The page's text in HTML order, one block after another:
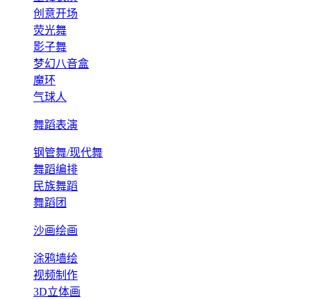
创意开场
荧光舞
影子舞
梦幻八音盒
魔环
气球人
舞蹈表演
钢管舞/现代舞
舞蹈编排
民族舞蹈
舞蹈团
沙画绘画
涂鸦墙绘
视频制作
3D立体画